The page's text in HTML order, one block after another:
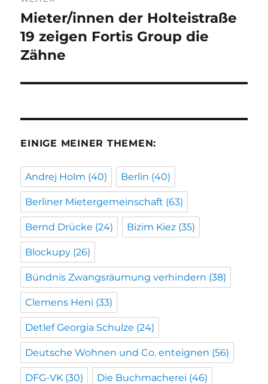
Nächster
Beitrag:
Mieter/innen der Holteistraße
19 zeigen Fortis Group die
Zähne
EINIGE MEINER THEMEN:
Andrej Holm (40) Berlin (40)
Berliner Mietergemeinschaft (63)
Bernd Drücke (24) Bizim Kiez (35)
Blockupy (26)
Bündnis Zwangsräumung verhindern (38)
Clemens Heni (33)
Detlef Georgia Schulze (24)
Deutsche Wohnen und Co. enteignen (56)
DFG-VK (30) Die Buchmacherei (46)